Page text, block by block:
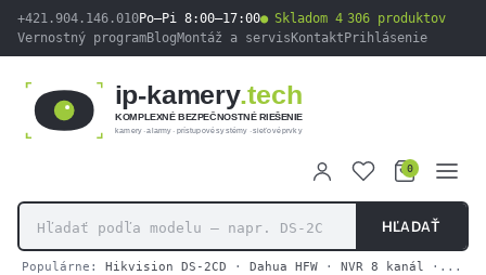
obsah
+421.904.146.010Po–Pi 8:00–17:00
Skladom 4 306 produktov
Vernostný programBlogMontáž a servisKontaktPrihlásenie
ip-kamery.tech
KOMPLEXNÉ BEZPEČNOSTNÉ RIEŠENIE
kamery · alarmy · prístupové systémy · sieťové prvky
HĽADAŤ
Populárne: Hikvision DS-2CD · Dahua HFW · NVR 8 kanál · 2N IP
0